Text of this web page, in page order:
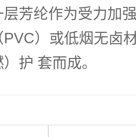
层芳纶作为受力加
）或低烟无卤
护 套而成。